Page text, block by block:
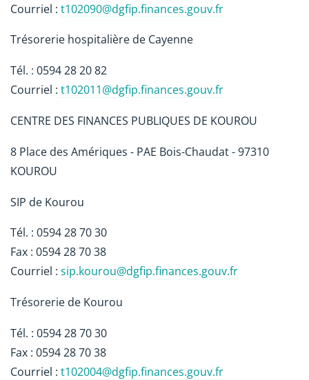
Courriel : t102090@dgfip.finances.gouv.fr
Trésorerie hospitalière de Cayenne
Tél. : 0594 28 20 82
Courriel : t102011@dgfip.finances.gouv.fr
CENTRE DES FINANCES PUBLIQUES DE KOUROU
8 Place des Amériques - PAE Bois-Chaudat - 97310
KOUROU
SIP de Kourou
Tél. : 0594 28 70 30
Fax : 0594 28 70 38
Courriel : sip.kourou@dgfip.finances.gouv.fr
Trésorerie de Kourou
Tél. : 0594 28 70 30
Fax : 0594 28 70 38
Courriel : t102004@dgfip.finances.gouv.fr